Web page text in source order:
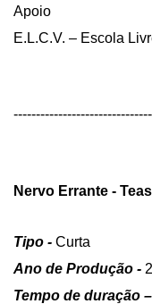
Apoio
E.L.C.V. – Escola
Nervo Errante -
Tipo - Curta
Ano de Produção -
Tempo de duração –